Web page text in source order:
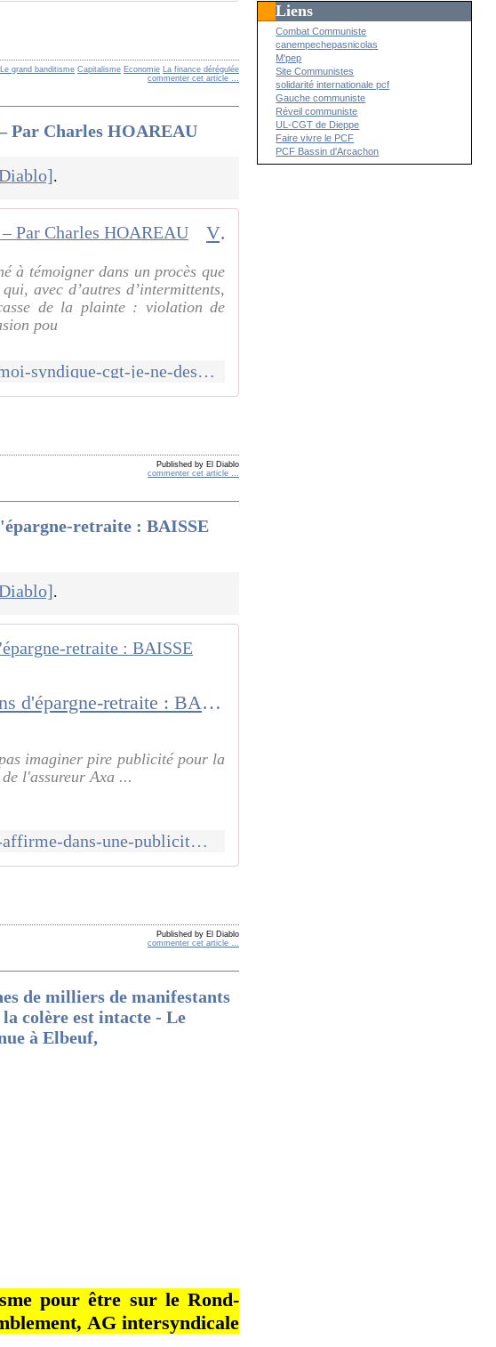
Le grand banditisme Capitalisme Economie
La finance dérégulée
commenter cet article
Par Charles HOAREAU
.
Visite à la CFDT : moi syndiqué CGT je ne désapprouve pas – Par Charles HOAREAU
à témoigner dans un procès que
avec d’autres d’intermittents,
de la plainte : violation de
pou
http://www.communcommune.com/2020/01/visite-a-la-cfdt-moi-syndique-cgt-je-ne-desapprouve-pas-par-charles-hoareau.html
Published by El Diablo
commenter cet article
retraite : BAISSE
.
L'assureur AXA l'affirme dans une publicité pour les plans d'épargne-retraite : BAISSE PROGRAMMÉE DES FUTURES PENSIONS
imaginer pire publicité pour la
l'assureur Axa ...
http://www.communcommune.com/2020/01/l-assureur-axa-l-affirme-dans-une-publicite-pour-les-plans-d-epargne-retraite-baisse-programmee-des-futures-pensions.html
Published by El Diablo
commenter cet article
de milliers de manifestants
colère est intacte - Le
à Elbeuf,
pour être sur le Rond-
AG intersyndicale
Liens
Combat Communiste
canempechepasnicolas
M'pep
Site Communistes
solidarité internationale pcf
Gauche communiste
Réveil communiste
UL-CGT de Dieppe
Faire vivre le PCF
PCF Bassin d'Arcachon